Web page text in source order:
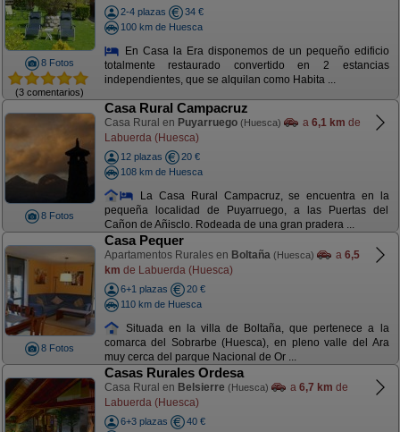
8 Fotos
(3 comentarios)
2-4 plazas
34 €
100 km de Huesca
En Casa la Era disponemos de un pequeño edificio
totalmente restaurado convertido en 2 estancias
independientes, que se alquilan como Habita ...
8 Fotos
Casa Rural Campacruz
Casa Rural en Puyarruego (Huesca) a 6,1 km de
Labuerda (Huesca)
12 plazas
20 €
108 km de Huesca
La Casa Rural Campacruz, se encuentra en la
pequeña localidad de Puyarruego, a las Puertas del
Cañon de Añisclo. Rodeada de una gran pradera ...
8 Fotos
Casa Pequer
Apartamentos Rurales en Boltaña (Huesca) a 6,5
km de Labuerda (Huesca)
6+1 plazas
20 €
110 km de Huesca
Situada en la villa de Boltaña, que pertenece a la
comarca del Sobrarbe (Huesca), en pleno valle del Ara
muy cerca del parque Nacional de Or ...
Casas Rurales Ordesa
Casa Rural en Belsierre (Huesca) a 6,7 km de
Labuerda (Huesca)
6+3 plazas
40 €